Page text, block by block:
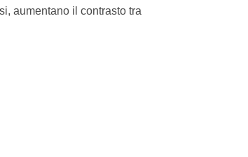
aumentano il contrasto tra